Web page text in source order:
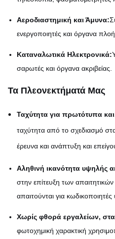
Αεροδιαστημική και Άμυνα:
ενεργοποιητές και όργανα
Καταναλωτικά Ηλεκτρονικά:
σαρωτές και όργανα ακριβείας.
Τα Πλεονεκτήματά Μας
Ταχύτητα για πρωτότυπα
ταχύτητα από το σχεδιασμό στα
έρευνα και ανάπτυξη και
Αληθινή ικανότητα υψηλής
στην επίτευξη των
απαιτούνται για
Χωρίς φθορά εργαλείων,
φωτοχημική χαρακτική